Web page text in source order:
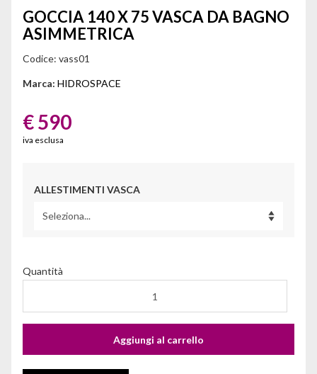
GOCCIA 140 X 75 VASCA DA BAGNO
ASIMMETRICA
Codice: vass01
Marca: HIDROSPACE
€ 590
iva esclusa
ALLESTIMENTI VASCA
Quantità
Aggiungi al carrello